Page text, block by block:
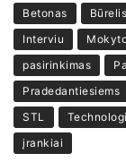
Betonas
Būrelis
Interviu
pasirinkimas
Pradedantiesiems
STL
įrankiai